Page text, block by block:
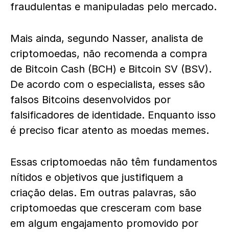
fraudulentas e manipuladas pelo mercado.
Mais ainda, segundo Nasser, analista de
criptomoedas, não recomenda a compra
de Bitcoin Cash (BCH) e Bitcoin SV (BSV).
De acordo com o especialista, esses são
falsos Bitcoins desenvolvidos por
falsificadores de identidade. Enquanto isso
é preciso ficar atento as moedas memes.
Essas criptomoedas não têm fundamentos
nítidos e objetivos que justifiquem a
criação delas. Em outras palavras, são
criptomoedas que cresceram com base
em algum engajamento promovido por